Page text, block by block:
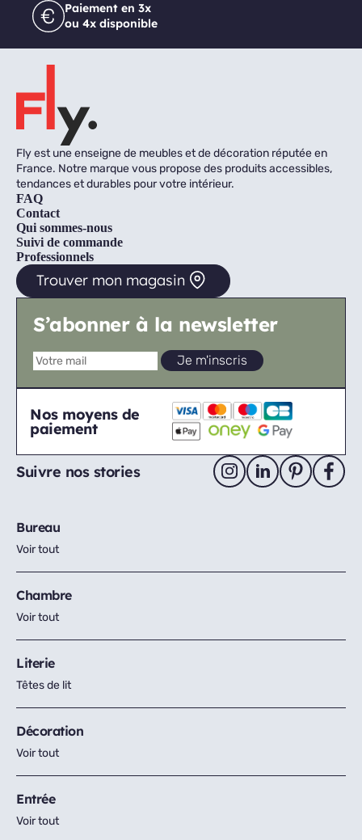
Paiement en 3x
ou 4x disponible
Fly est une enseigne de meubles et de décoration réputée en
France. Notre marque vous propose des produits accessibles,
tendances et durables pour votre intérieur.
FAQ
Contact
Qui sommes-nous
Suivi de commande
Professionnels
Trouver mon magasin
S’abonner à la newsletter
Nos moyens de
paiement
Suivre nos stories
Bureau
Voir tout
Chambre
Voir tout
Literie
Têtes de lit
Décoration
Voir tout
Entrée
Voir tout